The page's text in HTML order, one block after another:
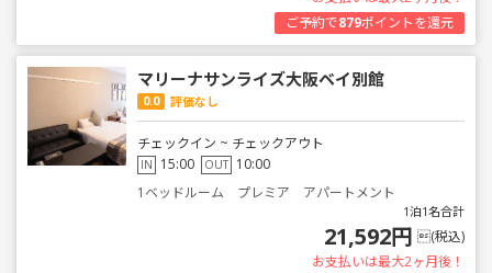
ご予約で879ポイントを還元
マリーナサンライズ大阪ベイ別館
0.0 評価なし
チェックイン ~ チェックアウト
IN 15:00 OUT 10:00
1ベッドルーム プレミア アパートメント
1泊1名合計
21,592円 (税込)
お支払いは最大2ヶ月後！